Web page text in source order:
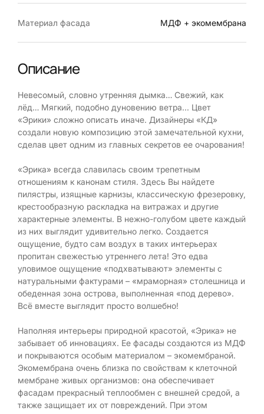
Материал фасада МДФ + экомембрана
Описание
Невесомый, словно утренняя дымка… Свежий, как
лёд… Мягкий, подобно дуновению ветра... Цвет
«Эрики» сложно описать иначе. Дизайнеры «КД»
создали новую композицию этой замечательной кухни,
сделав цвет одним из главных секретов ее очарования!
«Эрика» всегда славилась своим трепетным
отношениям к канонам стиля. Здесь Вы найдете
пилястры, изящные карнизы, классическую фрезеровку,
крестообразную раскладка на витражах и другие
характерные элементы. В нежно-голубом цвете каждый
из них выглядит удивительно легко. Создается
ощущение, будто сам воздух в таких интерьерах
пропитан свежестью утреннего лета! Это едва
уловимое ощущение «подхватывают» элементы с
натуральными фактурами – «мраморная» столешница и
обеденная зона острова, выполненная «под дерево».
Всё вместе выглядит просто волшебно!
Наполняя интерьеры природной красотой, «Эрика» не
забывает об инновациях. Ее фасады создаются из МДФ
и покрываются особым материалом – экомембраной.
Экомембрана очень близка по свойствам к клеточной
мембране живых организмов: она обеспечивает
фасадам прекрасный теплообмен с внешней средой, а
также защищает их от повреждений. При этом